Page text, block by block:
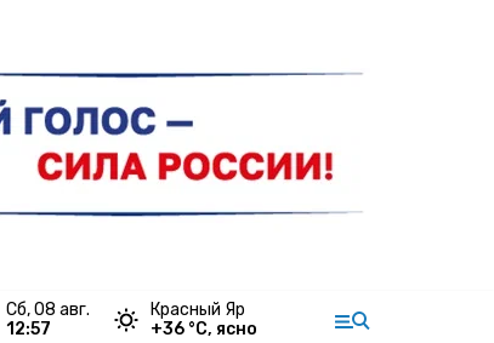
сб, 08 авг.
12:57
Красный Яр
+36 °С, ясно